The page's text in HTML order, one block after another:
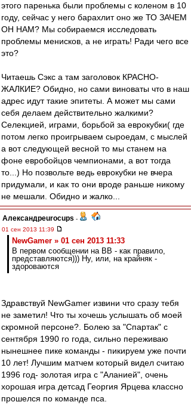
этого паренька были проблемы с коленом в 10
году, сейчас у него барахлит оно же ТО ЗАЧЕМ
ОН НАМ? Мы собираемся исследовать
проблемы менисков, а не играть! Ради чего все
это?
Читаешь Сэкс а там заголовок КРАСНО-
ЖАЛКИЕ? Обидно, но сами виноваты что в наш
адрес идут такие эпитеты. А может мы сами
себя делаем действительно жалкими?
Селекцией, играми, борьбой за еврокубки( где
потом легко проигрываем сыроедам, с мыслей
а вот следующей весной то мы станем на
фоне евробойцов чемпионами, а вот тогда
то...) Но позвольте ведь еврокубки не вчера
придумали, и как то они вроде раньше никому
не мешали. Обидно и жалко...
Александрeurocups -
01 сен 2013 11:39
NewGamer » 01 сен 2013 11:33
В первом сообщении на ВВ - как правило,
представляются))) Ну, или, на крайняк -
здороваются
Здравствуй NewGamer извини что сразу тебя
не заметил! Что ты хочешь услышать об моей
скромной персоне?. Болею за "Спартак" с
сентября 1990 го года, сильно переживаю
нынешнее пике команды - пикируем уже почти
10 лет! Лучшим матчем который видел считаю
1996 год- золотая игра с "Аланией", очень
хорошая игра детсад Георгия Ярцева классно
прошелся по команде пса.